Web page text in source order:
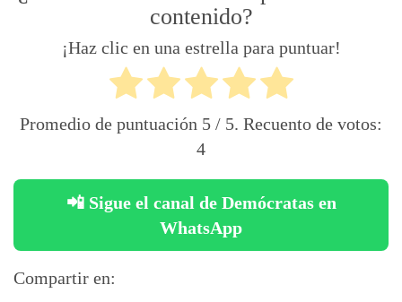
contenido?
¡Haz clic en una estrella para puntuar!
Promedio de puntuación 5 / 5. Recuento de votos:
4
📲 Sigue el canal de Demócratas en
WhatsApp
Compartir en: